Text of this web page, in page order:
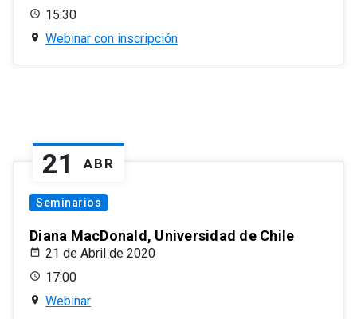
15:30
Webinar con inscripción
21 ABR
Seminarios
Diana MacDonald, Universidad de Chile
21 de Abril de 2020
17:00
Webinar